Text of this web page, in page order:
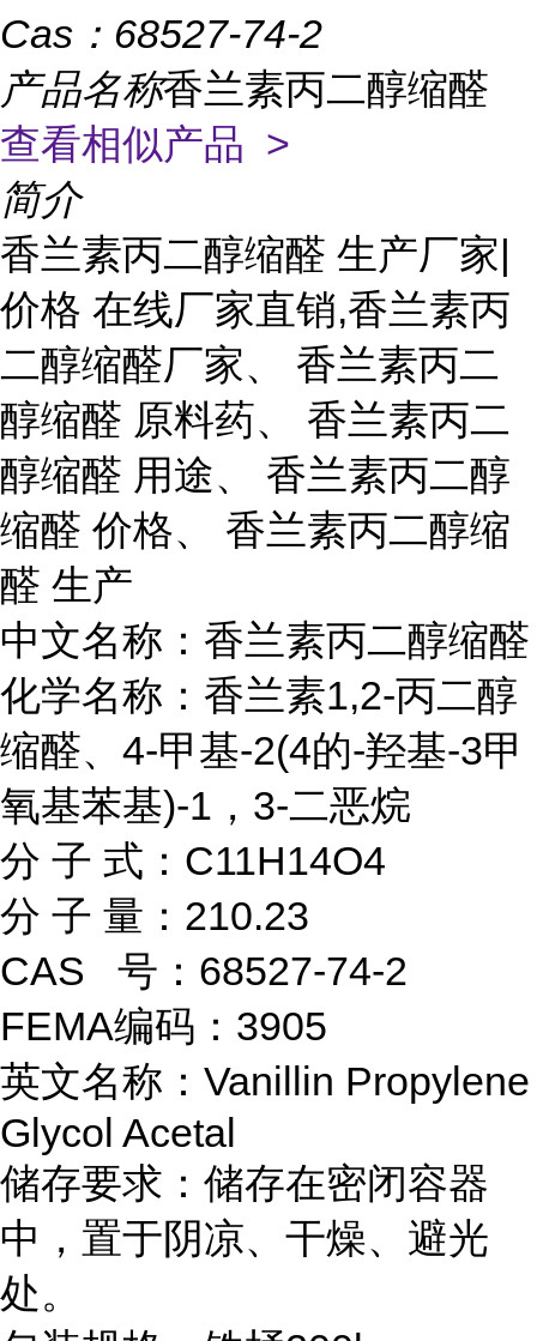
Cas： 68527-74-2
产品名称香兰素丙二醇缩醛
查看相似产品 >
简介
香兰素丙二醇缩醛 生产厂家|
价格 在线厂家直销,香兰素丙
二醇缩醛厂家、 香兰素丙二
醇缩醛 原料药、 香兰素丙二
醇缩醛 用途、 香兰素丙二醇
缩醛 价格、 香兰素丙二醇缩
醛 生产
中文名称：香兰素丙二醇缩醛
化学名称：香兰素1,2-丙二醇
缩醛、4-甲基-2(4的-羟基-3甲
氧基苯基)-1，3-二恶烷
分 子 式：C11H14O4
分 子 量：210.23
CAS 号：68527-74-2
FEMA编码：3905
英文名称：Vanillin Propylene
Glycol Acetal
储存要求：储存在密闭容器
中，置于阴凉、干燥、避光
处。